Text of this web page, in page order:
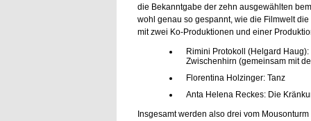
die Bekanntgabe der zehn ausgewählten
wohl genau so gespannt, wie die Filmwelt
mit zwei Ko-Produktionen und einer
Rimini Protokoll (Helgard
Zwischenhirn (gemeinsam mit
Florentina Holzinger: Tanz
Anta Helena Reckes: Die
Insgesamt werden also drei vom